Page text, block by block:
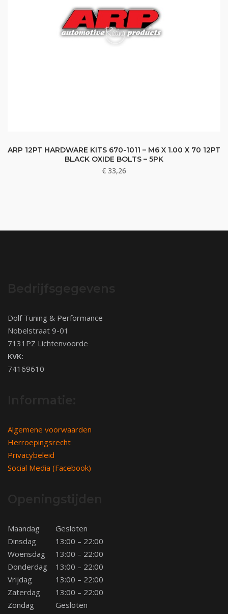
ARP 12PT HARDWARE KITS 670-1011 – M6 X 1.00 X 70 12PT
BLACK OXIDE BOLTS – 5PK
€ 33,26
Dolf Tuning & Performance
Nobelstraat 9-01
7131PZ Lichtenvoorde
KVK:
74169610
Algemene voorwaarden
Herroepingsrecht
Privacybeleid
Social Media (Facebook)
Maandag
Gesloten
Dinsdag
13:00 – 22:00
Woensdag
13:00 – 22:00
Donderdag
13:00 – 22:00
Vrijdag
13:00 – 22:00
Zaterdag
13:00 – 22:00
Zondag
Gesloten